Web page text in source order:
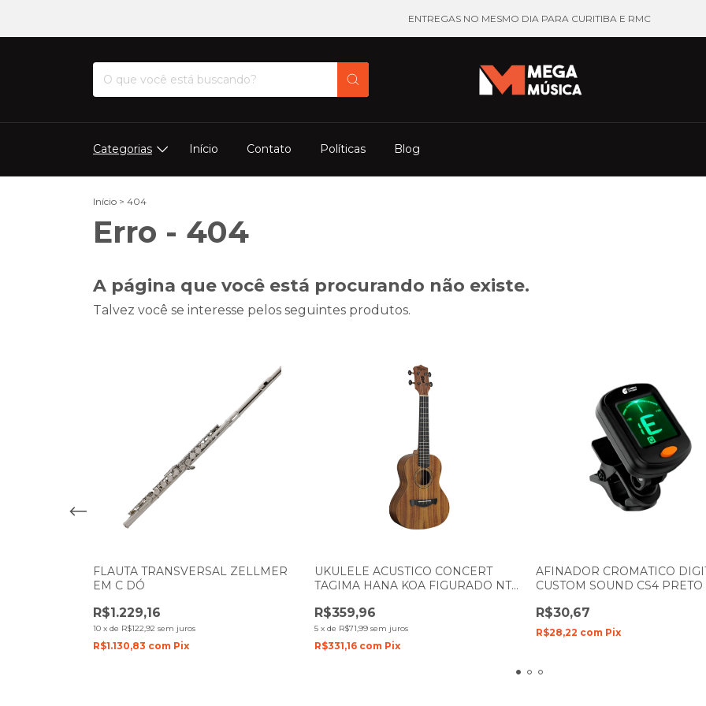
ENTREGAS NO MESMO DIA PARA CURITIBA E RMC
Categorias Início Contato Políticas Blog
Início > 404
Erro - 404
A página que você está procurando não existe.
Talvez você se interesse pelos seguintes produtos.
FLAUTA TRANSVERSAL ZELLMER
EM C DÓ
R$1.229,16
10 x de R$122,92 sem juros
R$1.130,83 com Pix
UKULELE ACUSTICO CONCERT
TAGIMA HANA KOA FIGURADO NTS
R$359,96
5 x de R$71,99 sem juros
R$331,16 com Pix
AFINADOR CROMATICO
CUSTOM SOUND CS4 PRETO
R$30,67
R$28,22 com Pix